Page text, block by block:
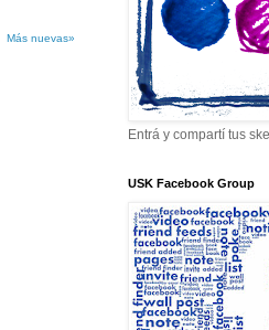
Más nuevas»
Entrá y compartí tus
USK Facebook Group